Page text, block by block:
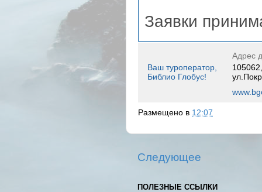
Заявки
Адрес
Ваш туроператор,
Библио Глобус!
Размещено в 12:07
Следующее
ПОЛЕЗНЫЕ ССЫЛКИ